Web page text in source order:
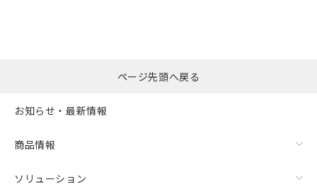
ページ先頭へ戻る
お知らせ・最新情報
商品情報
ソリューション